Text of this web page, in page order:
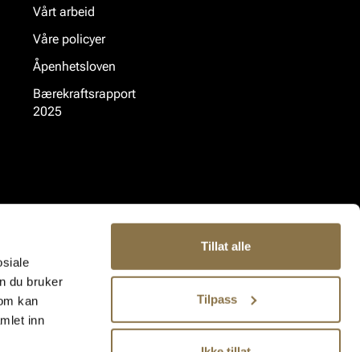
du bruker
kan
inn
Tillat alle
Tilpass
Vårt arbeid
Våre policyer
Åpenhetsloven
Bærekraftsrapport
2025